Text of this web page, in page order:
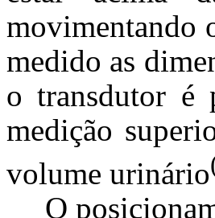
movimentando
medido as
o transdutor é
medição
volume urinário
O